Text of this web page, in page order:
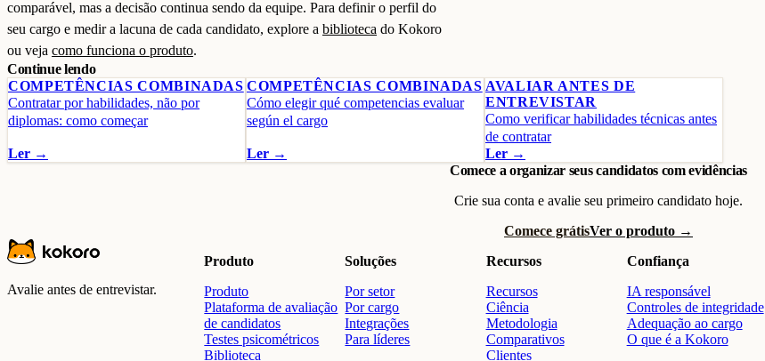
comparável, mas a decisão continua sendo da equipe. Para definir o perfil do
seu cargo e medir a lacuna de cada candidato, explore a biblioteca do Kokoro
ou veja como funciona o produto.
Continue lendo
COMPETÊNCIAS COMBINADAS
Contratar por habilidades, não por
diplomas: como começar
Ler →
COMPETÊNCIAS COMBINADAS
Cómo elegir qué competencias evaluar
según el cargo
Ler →
AVALIAR ANTES DE
ENTREVISTAR
Como verificar habilidades técnicas antes
de contratar
Ler →
Comece a organizar seus candidatos com evidências
Crie sua conta e avalie seu primeiro candidato hoje.
Comece grátisVer o produto →
Avalie antes de entrevistar.
Produto
Produto
Plataforma de avaliação
de candidatos
Testes psicométricos
Biblioteca
Soluções
Por setor
Por cargo
Integrações
Para líderes
Recursos
Recursos
Ciência
Metodologia
Comparativos
Clientes
Confiança
IA responsável
Controles de integridade
Adequação ao cargo
O que é a Kokoro